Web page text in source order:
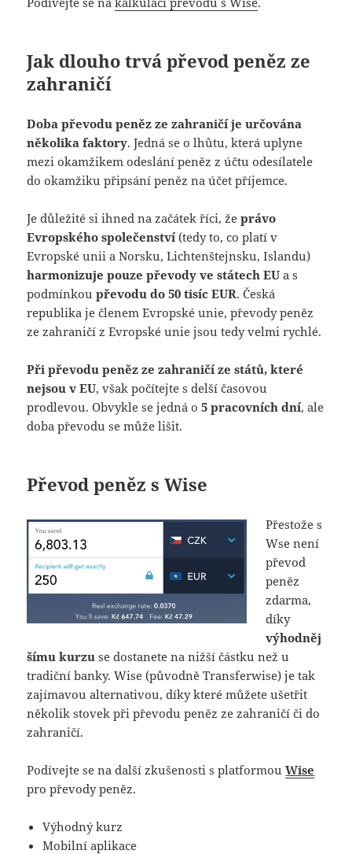
Jak dlouho trvá převod peněz ze
zahraničí
Doba převodu peněz ze zahraničí je určována
několika faktory. Jedná se o lhůtu, která uplyne
mezi okamžikem odeslání peněz z účtu odesílatele
do okamžiku připsání peněz na účet příjemce.
Je důležité si ihned na začátek říci, žeprávo
Evropského společenství (tedy to, co platí v
Evropské unii a Norsku, Lichtenštejnsku, Islandu)
harmonizuje pouze převody ve státech EU a s
podmínkoupřevodu do 50 tisíc EUR. Česká
republika je členem Evropské unie, převody peněz
ze zahraničí z Evropské unie jsou tedy velmi rychlé.
Při převodu peněz ze zahraničí ze států, které
nejsou v EU, však počítejte s delší časovou
prodlevou. Obvykle se jedná o5 pracovních dní, ale
doba převodu se může lišit.
Převod peněz s Wise
Přestože s
Wse není
převod
peněz
zdarma,
díky
výhodněj
šímu kurzu se dostanete na nižší částku než u
tradiční banky. Wise (původně Transferwise) je tak
zajímavou alternativou, díky které můžete ušetřit
několik stovek při převodu peněz ze zahraničí či do
zahraničí.
Podívejte se na další zkušenosti s platformouWise
pro převody peněz.
Výhodný kurz
Mobilní aplikace